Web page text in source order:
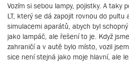
Vozím si sebou lampy, pojistky. A taky
LT, který se dá zapojit rovnou do pultu
simulacemi aparátů, abych byl
jako lampáč, ale řešení to je. Když
zahraničí a v autě bylo místo, vozil
sice není stejná jako moje hlavní, ale